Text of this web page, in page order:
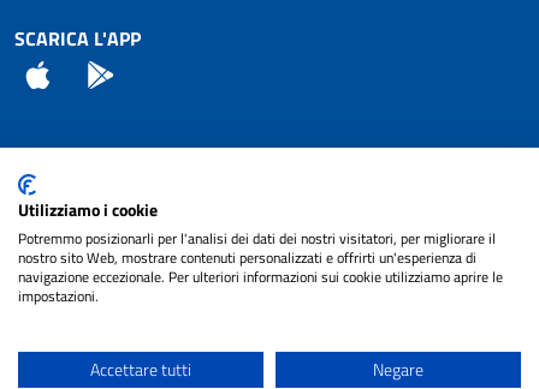
SCARICA L'APP
App Store
Attuazione Misure PNRR
Piano di miglioramento del sito
Note legali
cura diNET SMART
Utilizziamo i cookie
Potremmo posizionarli per l'analisi dei dati dei nostri visitatori, per migliorare il
nostro sito Web, mostrare contenuti personalizzati e offrirti un'esperienza di
navigazione eccezionale. Per ulteriori informazioni sui cookie utilizziamo aprire le
impostazioni.
Accettare tutti Negare